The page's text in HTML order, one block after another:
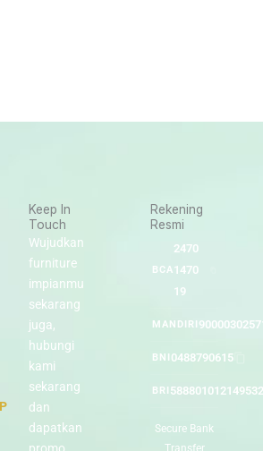
Keep In
Touch
Wujudkan
furniture
impianmu
sekarang
juga,
hubungi
kami
sekarang
dan
dapatkan
Rekening
Resmi
BCA
2470
1470
19
MANDIRI
BNI 0488790615
BRI 588801012149532
Secure Bank
Transfer